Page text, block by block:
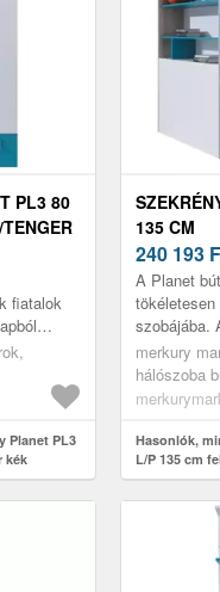
PL3 80
fiatalok
Planet PL3
kék
135 CM
FEHÉR/
240 193
A Planet
szobájába.
készült
szilárd
funkcio...
merkury
hálószoba
szett,
gyerek
Hasonlók,
L/P 135 cm